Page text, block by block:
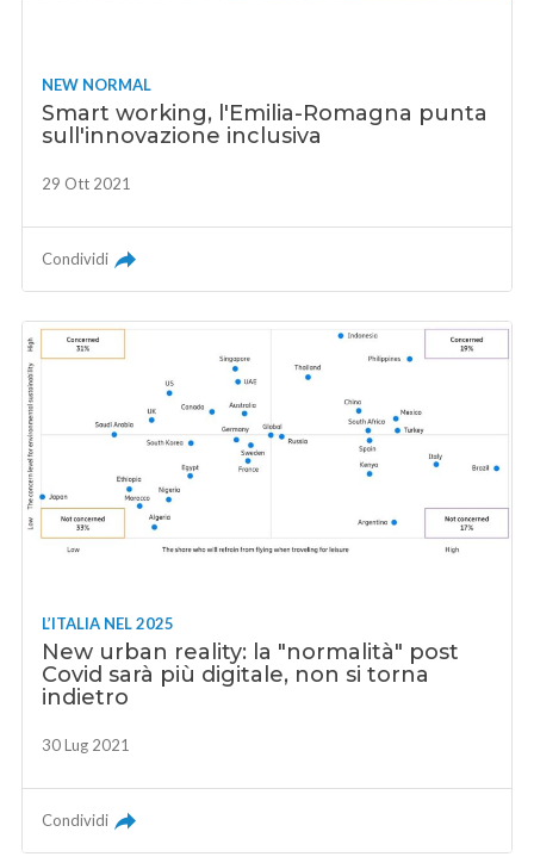
NEW NORMAL
Smart working, l'Emilia-Romagna punta
sull'innovazione inclusiva
29 Ott 2021
Condividi
L’ITALIA NEL 2025
New urban reality: la "normalità" post
Covid sarà più digitale, non si torna
indietro
30 Lug 2021
Condividi